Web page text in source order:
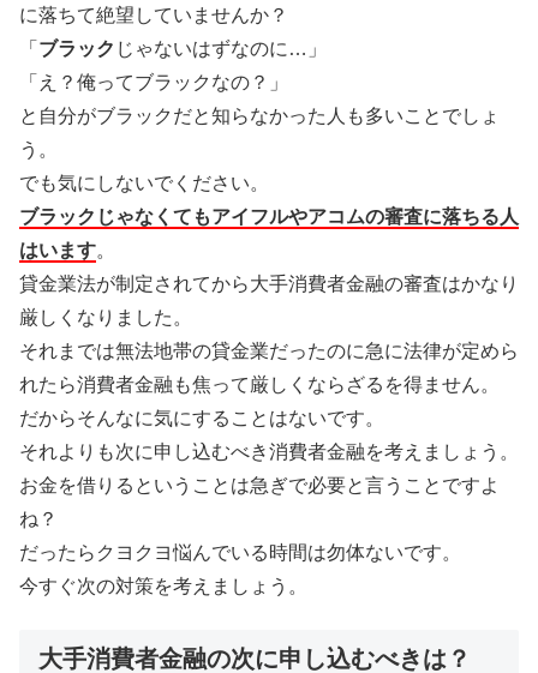
に落ちて絶望していませんか？
「 ブラック じゃないはずなのに…」
「え？俺ってブラックなの？」
と自分がブラックだと知らなかった人も多いことでしょ
う。
でも気にしないでください。
ブラックじゃなくてもアイフルやアコムの審査に落ちる人
はいます。
貸金業法が制定されてから大手消費者金融の審査はかなり
厳しくなりました。
それまでは無法地帯の貸金業だったのに急に法律が定めら
れたら消費者金融も焦って厳しくならざるを得ません。
だからそんなに気にすることはないです。
それよりも次に申し込むべき消費者金融を考えましょう。
お金を借りるということは急ぎで必要と言うことですよ
ね？
だったらクヨクヨ悩んでいる時間は勿体ないです。
今すぐ次の対策を考えましょう。
大手消費者金融の次に申し込むべきは？